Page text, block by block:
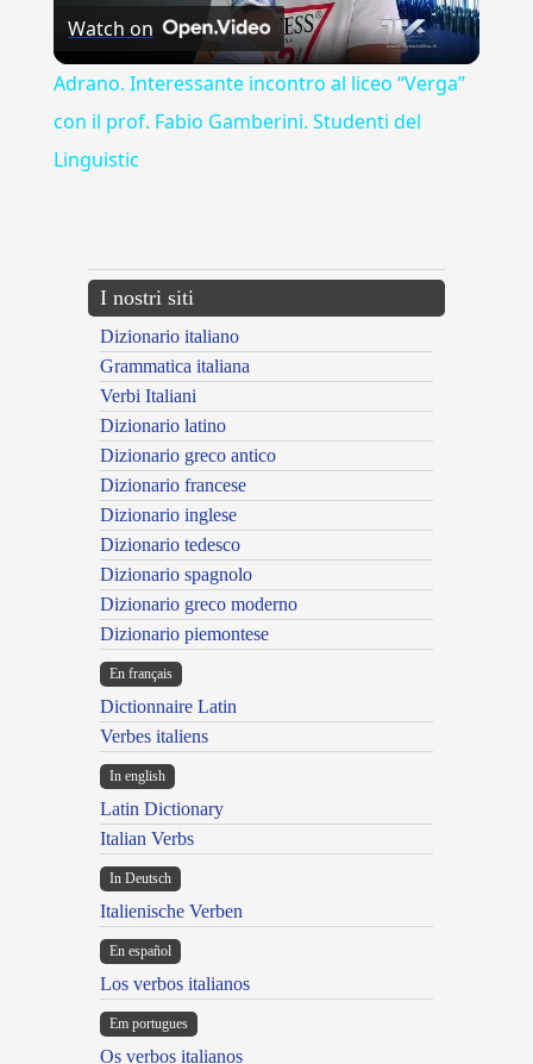
Video
Watch on
Adrano. Interessante incontro al liceo “Verga”
con il prof. Fabio Gamberini. Studenti del
Linguistic
I nostri siti
Dizionario italiano
Grammatica italiana
Verbi Italiani
Dizionario latino
Dizionario greco antico
Dizionario francese
Dizionario inglese
Dizionario tedesco
Dizionario spagnolo
Dizionario greco moderno
Dizionario piemontese
En français
Dictionnaire Latin
Verbes italiens
In english
Latin Dictionary
Italian Verbs
In Deutsch
Italienische Verben
En español
Los verbos italianos
Em portugues
Os verbos italianos